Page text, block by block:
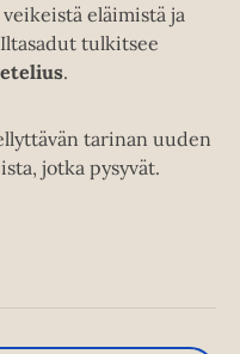
eläimistä ja
tulkitsee
.
tarinan uuden
jotka pysyvät.